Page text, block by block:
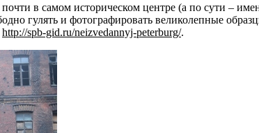
в самом историческом центре (а по сути –
гулять и фотографировать великолепные
http://spb-gid.ru/neizvedannyj-peterburg/.